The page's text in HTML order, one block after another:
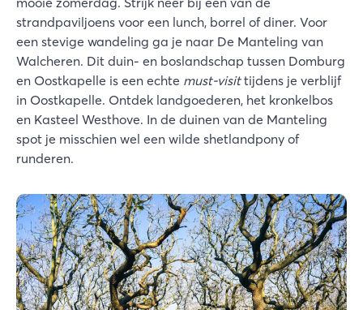
strandpaviljoens voor een lunch, borrel of diner. Voor
een stevige wandeling ga je naar De Manteling van
Walcheren. Dit duin- en boslandschap tussen Domburg
en Oostkapelle is een echte must-visittijdens je verblijf
in Oostkapelle. Ontdek landgoederen, het kronkelbos
en Kasteel Westhove. In de duinen van de Manteling
spot je misschien wel een wilde shetlandpony of
runderen.